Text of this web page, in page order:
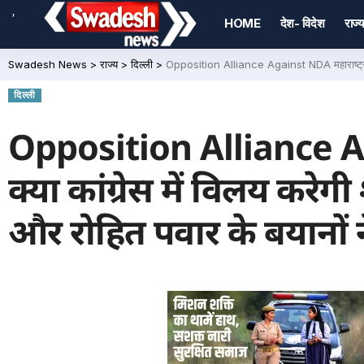
,
HOME देश- विदेश राज्य
Swadesh News >राज्य>दिल्ली > Opposition Alliance Against NDA महाराष्ट्र
दिल्ली
Opposition Alliance
क्या कांग्रेस में विलय
और रोहित पवार के